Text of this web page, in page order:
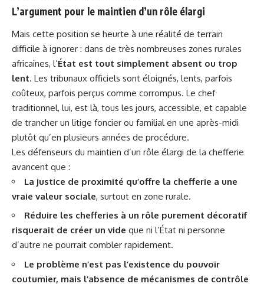
L’argument pour le maintien d’un rôle élargi
Mais cette position se heurte à une réalité de terrain
difficile à ignorer : dans de très nombreuses zones rurales
africaines, l’État est tout simplement absent ou trop
lent. Les tribunaux officiels sont éloignés, lents, parfois
coûteux, parfois perçus comme corrompus. Le chef
traditionnel, lui, est là, tous les jours, accessible, et capable
de trancher un litige foncier ou familial en une après-midi
plutôt qu’en plusieurs années de procédure.
Les défenseurs du maintien d’un rôle élargi de la chefferie
avancent que :
La justice de proximité qu’offre la chefferie a une
vraie valeur sociale, surtout en zone rurale.
Réduire les chefferies à un rôle purement décoratif
risquerait de créer un vide que ni l’État ni personne
d’autre ne pourrait combler rapidement.
Le problème n’est pas l’existence du pouvoir
coutumier, mais l’absence de mécanismes de contrôle